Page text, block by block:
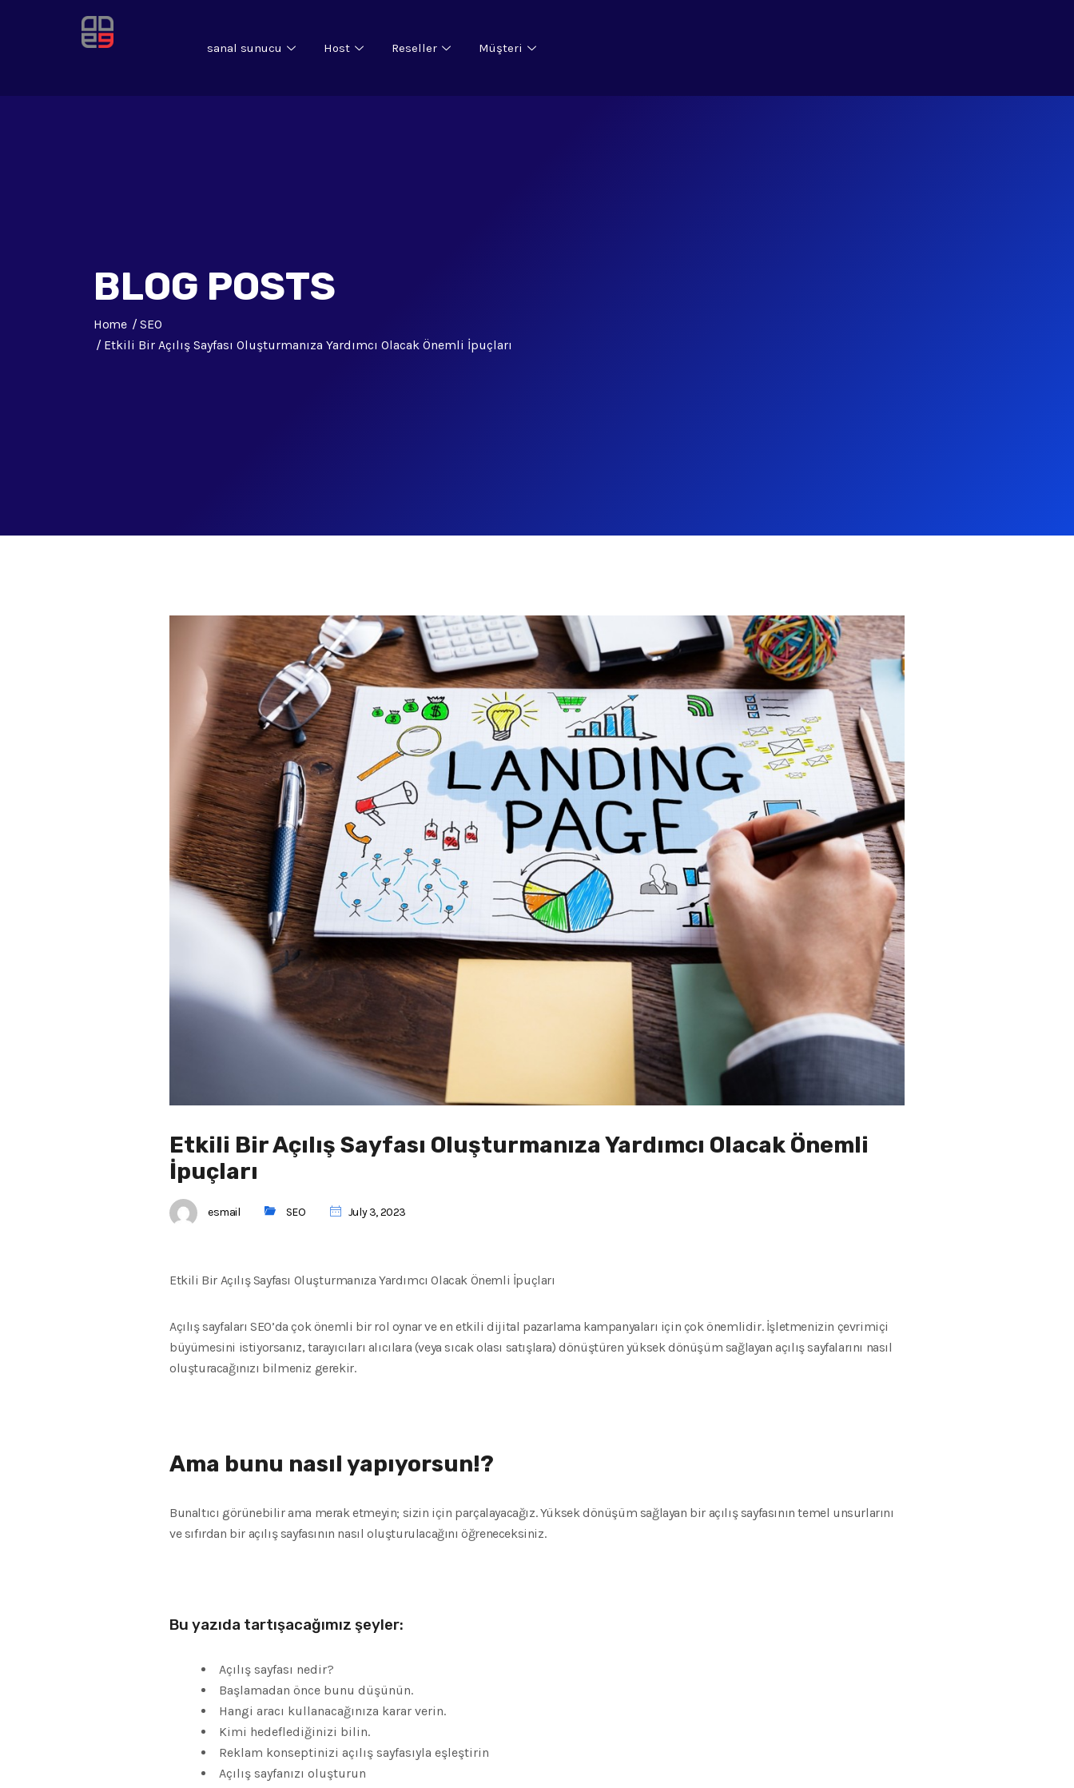
sanal sunucu Host Reseller Müşteri
BLOG POSTS
Home
SEO
Etkili Bir Açılış Sayfası Oluşturmanıza Yardımcı Olacak Önemli İpuçları
Etkili Bir Açılış Sayfası Oluşturmanıza Yardımcı Olacak Önemli
İpuçları
esmail SEO July 3, 2023
Etkili Bir Açılış Sayfası Oluşturmanıza Yardımcı Olacak Önemli İpuçları
Açılış sayfaları SEO’da çok önemli bir rol oynar ve en etkili dijital pazarlama kampanyaları için çok önemlidir. İşletmenizin çevrimiçi
büyümesini istiyorsanız, tarayıcıları alıcılara (veya sıcak olası satışlara) dönüştüren yüksek dönüşüm sağlayan açılış sayfalarını nasıl
oluşturacağınızı bilmeniz gerekir.
Ama bunu nasıl yapıyorsun!?
Bunaltıcı görünebilir ama merak etmeyin; sizin için parçalayacağız. Yüksek dönüşüm sağlayan bir açılış sayfasının temel unsurlarını
ve sıfırdan bir açılış sayfasının nasıl oluşturulacağını öğreneceksiniz.
Bu yazıda tartışacağımız şeyler:
Açılış sayfası nedir?
Başlamadan önce bunu düşünün.
Hangi aracı kullanacağınıza karar verin.
Kimi hedeflediğinizi bilin.
Reklam konseptinizi açılış sayfasıyla eşleştirin
Açılış sayfanızı oluşturun